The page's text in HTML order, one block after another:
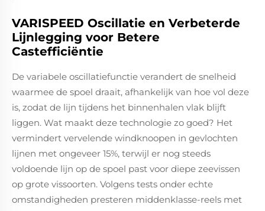
VARISPEED Oscillatie en Verbeterde
Lijnlegging voor Betere
Castefficiëntie
De variabele oscillatiefunctie verandert de snelheid
waarmee de spoel draait, afhankelijk van hoe vol deze
is, zodat de lijn tijdens het binnenhalen vlak blijft
liggen. Wat maakt deze technologie zo goed? Het
vermindert vervelende windknoopen in gevlochten
lijnen met ongeveer 15%, terwijl er nog steeds
voldoende lijn op de spoel past voor diepe zeevissen
op grote vissoorten. Volgens tests onder echte
omstandigheden presteren middenklasse-reels met